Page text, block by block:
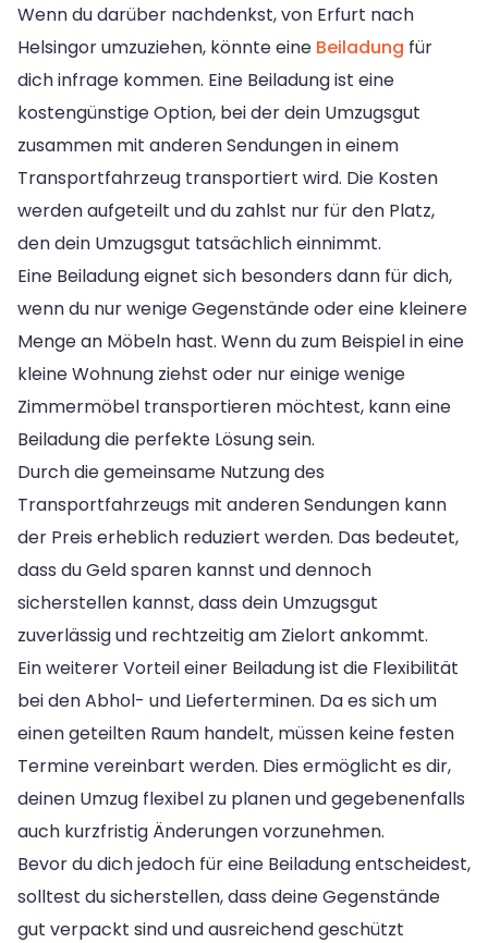
Wenn du darüber nachdenkst, von Erfurt nach
Helsingor umzuziehen, könnte eine Beiladung für
dich infrage kommen. Eine Beiladung ist eine
kostengünstige Option, bei der dein Umzugsgut
zusammen mit anderen Sendungen in einem
Transportfahrzeug transportiert wird. Die Kosten
werden aufgeteilt und du zahlst nur für den Platz,
den dein Umzugsgut tatsächlich einnimmt.
Eine Beiladung eignet sich besonders dann für dich,
wenn du nur wenige Gegenstände oder eine kleinere
Menge an Möbeln hast. Wenn du zum Beispiel in eine
kleine Wohnung ziehst oder nur einige wenige
Zimmermöbel transportieren möchtest, kann eine
Beiladung die perfekte Lösung sein.
Durch die gemeinsame Nutzung des
Transportfahrzeugs mit anderen Sendungen kann
der Preis erheblich reduziert werden. Das bedeutet,
dass du Geld sparen kannst und dennoch
sicherstellen kannst, dass dein Umzugsgut
zuverlässig und rechtzeitig am Zielort ankommt.
Ein weiterer Vorteil einer Beiladung ist die Flexibilität
bei den Abhol- und Lieferterminen. Da es sich um
einen geteilten Raum handelt, müssen keine festen
Termine vereinbart werden. Dies ermöglicht es dir,
deinen Umzug flexibel zu planen und gegebenenfalls
auch kurzfristig Änderungen vorzunehmen.
Bevor du dich jedoch für eine Beiladung entscheidest,
solltest du sicherstellen, dass deine Gegenstände
gut verpackt sind und ausreichend geschützt